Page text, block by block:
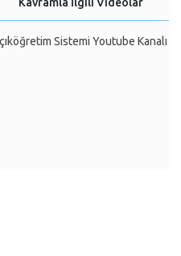
Sistemi Youtube Kanalı